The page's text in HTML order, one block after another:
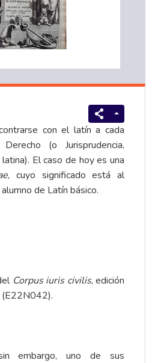
con el latín a cada
(o Jurisprudencia,
El caso de hoy es una
, cuyo significado está al
de Latín básico.
Corpus iuris civilis, edición
embargo, uno de sus